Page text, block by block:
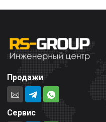
Продажи
Сервис